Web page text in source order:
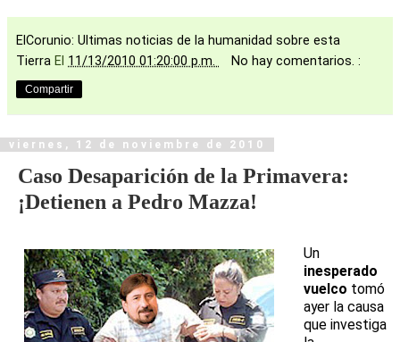
ElCorunio: Ultimas noticias de la humanidad sobre esta
Tierra El 11/13/2010 01:20:00 p.m. No hay comentarios. :
Compartir
viernes, 12 de noviembre de 2010
Caso Desaparición de la Primavera:
¡Detienen a Pedro Mazza!
Un
inesperado
vuelco tomó
ayer la causa
que investiga